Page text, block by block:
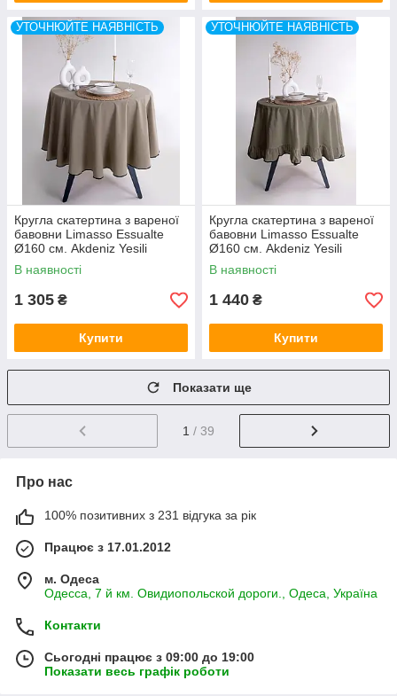
УТОЧНЮЙТЕ НАЯВНІСТЬ
Кругла скатертина з вареної
бавовни Limasso Essualte
Ø160 см. Akdeniz Yesili
В наявності
1 305 ₴
Купити
УТОЧНЮЙТЕ НАЯВНІСТЬ
Кругла скатертина з вареної
бавовни Limasso Essualte
Ø160 см. Akdeniz Yesili
В наявності
1 440 ₴
Купити
Показати ще
1 / 39
Про нас
100% позитивних з 231 відгука за рік
Працює з 17.01.2012
м. Одеса
Одесса, 7 й км. Овидиопольской дороги., Одеса, Україна
Контакти
Сьогодні працює з 09:00 до 19:00
Показати весь графік роботи